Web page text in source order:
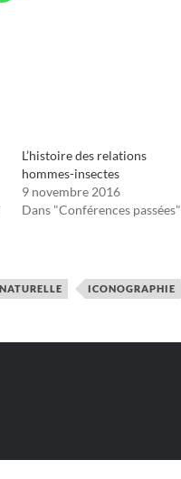
L’histoire des relations
hommes-insectes
9 novembre 2016
Dans "Conférences passées"
ICONOGRAPHIE